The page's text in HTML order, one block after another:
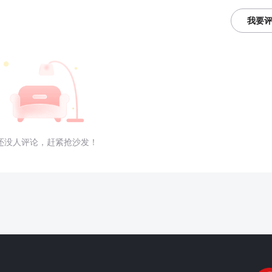
我要
没人评论，赶紧抢沙发！